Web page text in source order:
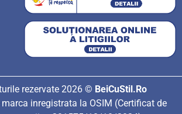
rezervate 2026 © BeiCuStil.Ro
marca inregistrata la OSIM (Certificat de